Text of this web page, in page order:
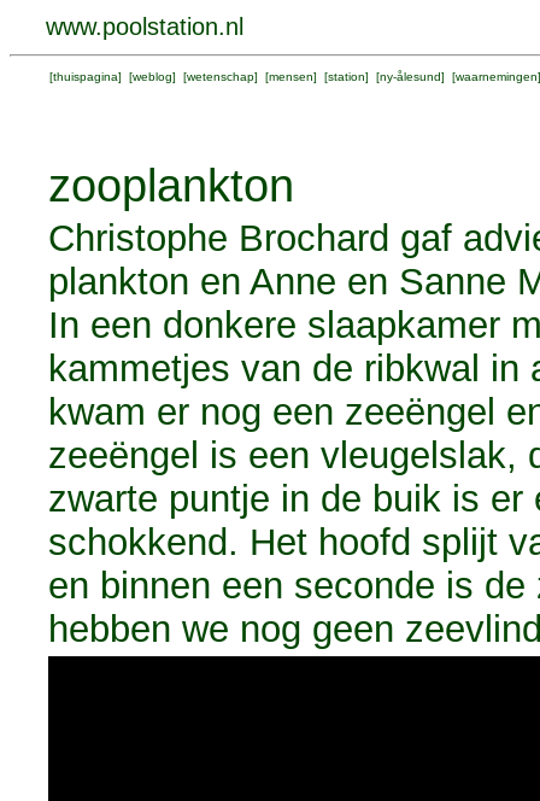
www.poolstation.nl
[thuispagina] [weblog] [wetenschap] [mensen] [station] [ny-ålesund] [waarnemingen
zooplankton
Christophe Brochard gaf
plankton en Anne en Sanne
In een donkere slaapkamer
kammetjes van de ribkwal in
kwam er nog een zeeëngel
zeeëngel is een vleugelslak,
zwarte puntje in de buik is
schokkend. Het hoofd splijt
en binnen een seconde is
hebben we nog geen